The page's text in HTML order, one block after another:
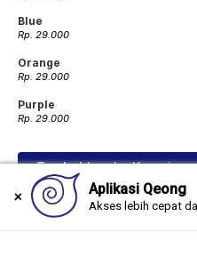
Blue
Rp. 29.000
Orange
Rp. 29.000
Purple
Rp. 29.000
Tambahkan ke Keranjang